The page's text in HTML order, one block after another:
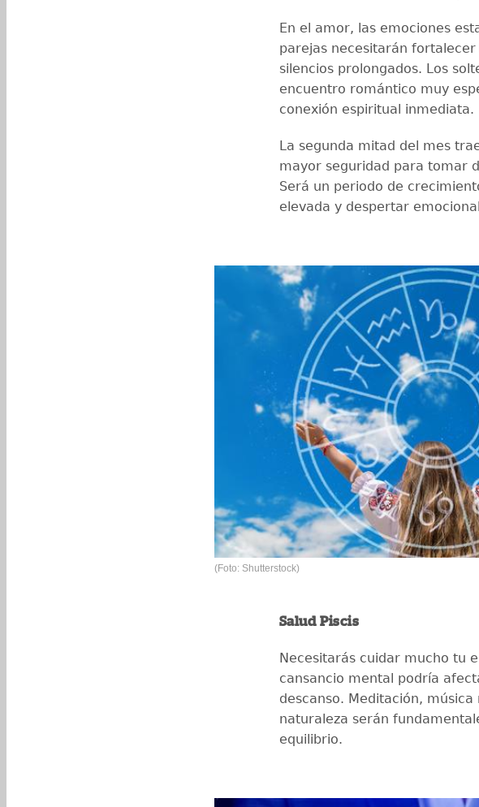
En el amor, las emociones
parejas necesitarán
silencios prolongados. Los
encuentro romántico muy
conexión espiritual inmediata.
La segunda mitad del mes
mayor seguridad para tomar
Será un periodo de
elevada y despertar
(Foto: Shutterstock)
Salud Piscis
Necesitarás cuidar mucho tu
cansancio mental podría
descanso. Meditación,
naturaleza serán
equilibrio.